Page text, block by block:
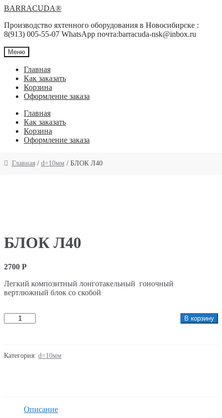
Перейти
навигации
Перейти
содержимому
BARRACUDA®
Производство яхтенного оборудования в Новосибирске :
8(913) 005-55-07 WhatsApp почта:barracuda-nsk@inbox.ru
Меню
Главная
Как заказать
Корзина
Оформление заказа
Главная
Как заказать
Корзина
Оформление заказа
Главная/ d=10мм/ БЛОК Л40
БЛОК Л40
2700 Р
Легкий композитный лонготакельный гоночный
вертлюжный блок со скобой
Количество В корзину
Категория: d=10мм
Описание